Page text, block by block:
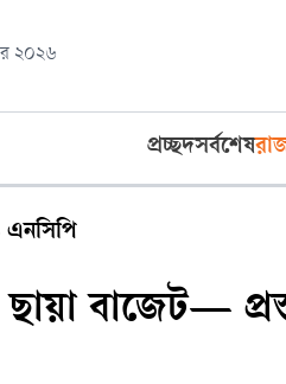
২০২৬
প্রচ্ছদসর্বশেষ
এনসিপি
বাজেট—